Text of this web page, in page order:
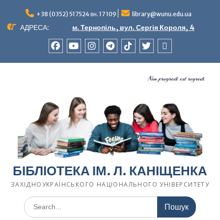
вмісту
+38 (0352) 517524 вн. 17 109 library@wunu.edu.ua
АДРЕСА: м. Тернопіль, вул. Сергія Короля, 4
БІБЛІОТЕКА ІМ. Л. КАНІЩЕНКА
ЗАХІДНОУКРАЇНСЬКОГО НАЦІОНАЛЬНОГО УНІВЕРСИТЕТУ
Шукати: